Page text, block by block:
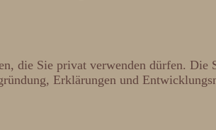
die Sie privat verwenden dürfen.
Erklärungen und